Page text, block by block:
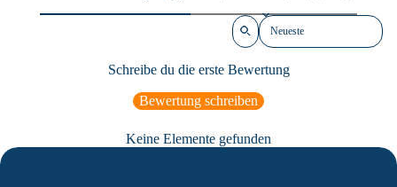
Sort reviews by
Schreibe du die erste Bewertung
Bewertung schreiben
Keine Elemente gefunden